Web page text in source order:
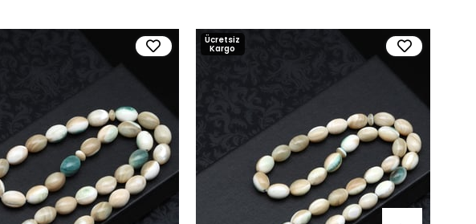
Ücretsiz
Kargo